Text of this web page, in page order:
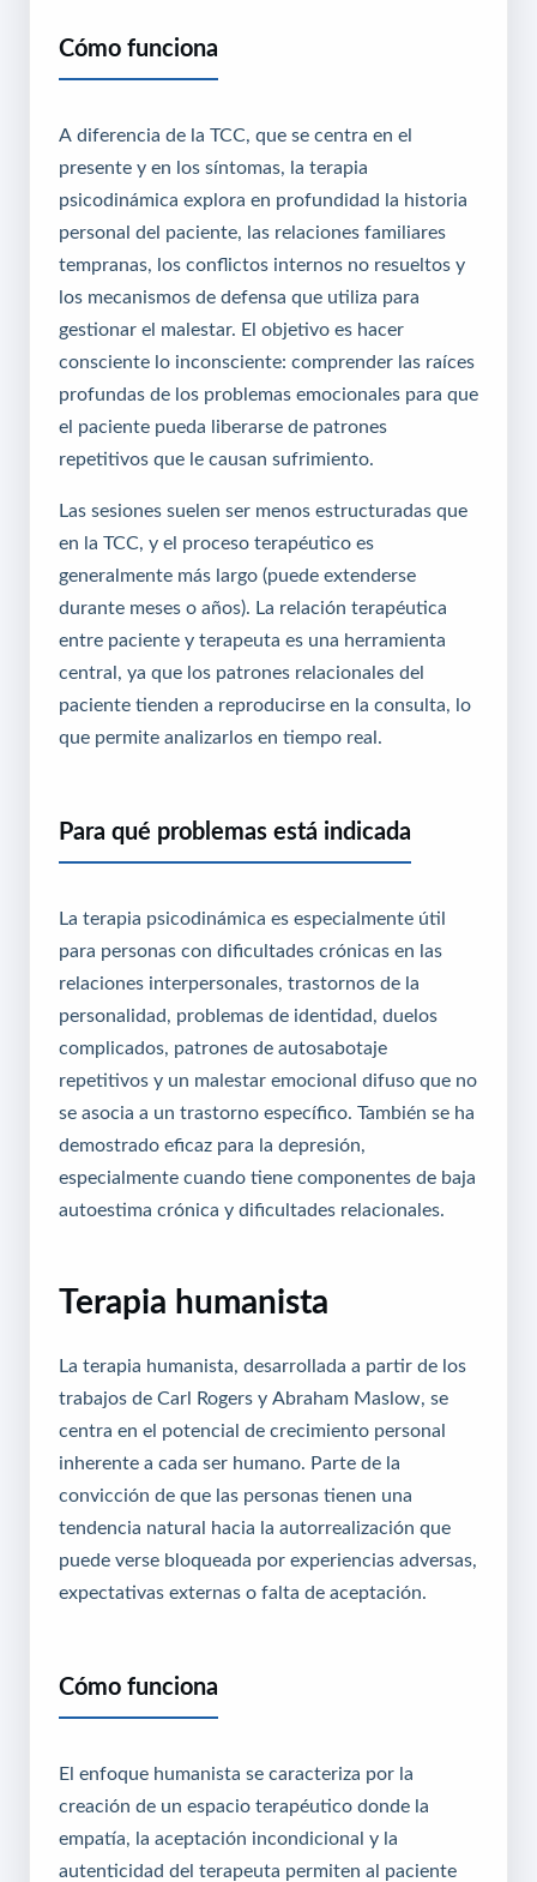
Cómo funciona
A diferencia de la TCC, que se centra en el
presente y en los síntomas, la terapia
psicodinámica explora en profundidad la historia
personal del paciente, las relaciones familiares
tempranas, los conflictos internos no resueltos y
los mecanismos de defensa que utiliza para
gestionar el malestar. El objetivo es hacer
consciente lo inconsciente: comprender las raíces
profundas de los problemas emocionales para que
el paciente pueda liberarse de patrones
repetitivos que le causan sufrimiento.
Las sesiones suelen ser menos estructuradas que
en la TCC, y el proceso terapéutico es
generalmente más largo (puede extenderse
durante meses o años). La relación terapéutica
entre paciente y terapeuta es una herramienta
central, ya que los patrones relacionales del
paciente tienden a reproducirse en la consulta, lo
que permite analizarlos en tiempo real.
Para qué problemas está indicada
La terapia psicodinámica es especialmente útil
para personas con dificultades crónicas en las
relaciones interpersonales, trastornos de la
personalidad, problemas de identidad, duelos
complicados, patrones de autosabotaje
repetitivos y un malestar emocional difuso que no
se asocia a un trastorno específico. También se ha
demostrado eficaz para la depresión,
especialmente cuando tiene componentes de baja
autoestima crónica y dificultades relacionales.
Terapia humanista
La terapia humanista, desarrollada a partir de los
trabajos de Carl Rogers y Abraham Maslow, se
centra en el potencial de crecimiento personal
inherente a cada ser humano. Parte de la
convicción de que las personas tienen una
tendencia natural hacia la autorrealización que
puede verse bloqueada por experiencias adversas,
expectativas externas o falta de aceptación.
Cómo funciona
El enfoque humanista se caracteriza por la
creación de un espacio terapéutico donde la
empatía, la aceptación incondicional y la
autenticidad del terapeuta permiten al paciente